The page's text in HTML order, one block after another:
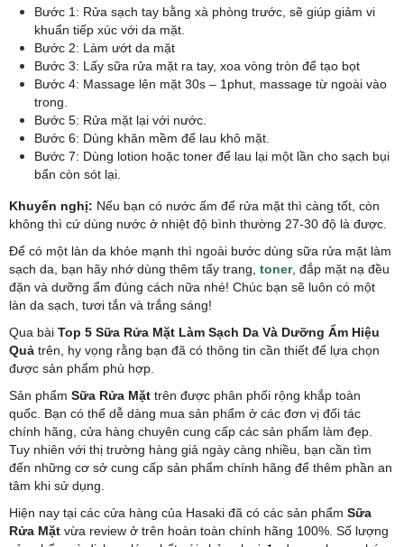
Bước 1: Rửa sạch tay bằng xà phòng trước, sẽ giúp giảm vi
khuẩn tiếp xúc với da mặt.
Bước 2: Làm ướt da mặt
Bước 3: Lấy sữa rửa mặt ra tay, xoa vòng tròn để tạo bọt
Bước 4: Massage lên mặt 30s – 1phut, massage từ ngoài vào
trong.
Bước 5: Rửa mặt lại với nước.
Bước 6: Dùng khăn mềm để lau khô mặt.
Bước 7: Dùng lotion hoặc toner để lau lại một lần cho sạch bụi
bẩn còn sót lại.
Khuyến nghị: Nếu bạn có nước ấm để rửa mặt thì càng tốt, còn
không thì cứ dùng nước ở nhiệt độ bình thường 27-30 độ là được.
Để có một làn da khỏe mạnh thì ngoài bước dùng sữa rửa mặt làm
sạch da, bạn hãy nhớ dùng thêm tẩy trang, toner, đắp mặt nạ đều
đặn và dưỡng ẩm đúng cách nữa nhé! Chúc bạn sẽ luôn có một
làn da sạch, tươi tắn và trắng sáng!
Qua bài Top 5 Sữa Rửa Mặt Làm Sạch Da Và Dưỡng Ẩm Hiệu
Quả trên, hy vọng rằng bạn đã có thông tin cần thiết để lựa chọn
được sản phẩm phù hợp.
Sản phẩm Sữa Rửa Mặt trên được phân phối rộng khắp toàn
quốc. Bạn có thể dễ dàng mua sản phẩm ở các đơn vị đối tác
chính hãng, cửa hàng chuyên cung cấp các sản phẩm làm đẹp.
Tuy nhiên với thị trường hàng giả ngày càng nhiều, bạn cần tìm
đến những cơ sở cung cấp sản phẩm chính hãng để thêm phần an
tâm khi sử dụng.
Hiện nay tại các cửa hàng của Hasaki đã có các sản phẩm Sữa
Rửa Mặt vừa review ở trên hoàn toàn chính hãng 100%. Số lượng